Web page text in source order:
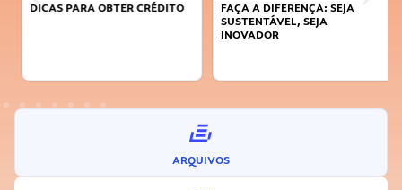
DICAS PARA OBTER CRÉDITO
FAÇA A DIFERENÇA: SEJA
SUSTENTÁVEL, SEJA
INOVADOR
ARQUIVOS